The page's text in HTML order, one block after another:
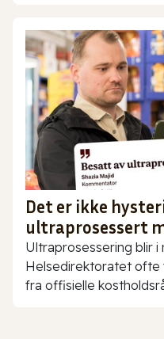
Det er ikke
ultraprosessert
Ultraprosessering blir i
Helsedirektoratet ofte
fra offisielle